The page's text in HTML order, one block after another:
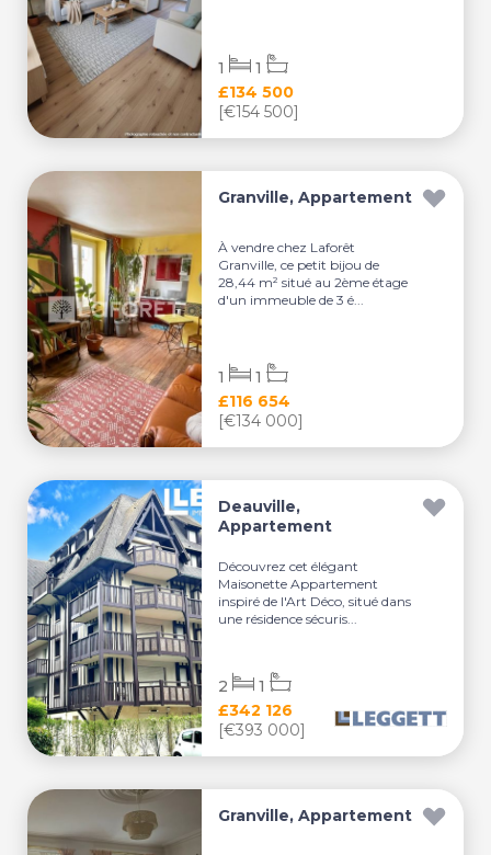
£134 500
[€154 500]
1 1
Granville, Appartement
À vendre chez Laforêt
Granville, ce petit bijou de
28,44 m² situé au 2ème étage
d'un immeuble de 3 é...
£116 654
[€134 000]
1 1
Deauville,
Appartement
Découvrez cet élégant
Maisonette Appartement
inspiré de l'Art Déco, situé dans
une résidence sécuris...
£342 126
[€393 000]
2 1
Granville, Appartement